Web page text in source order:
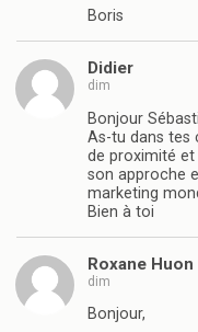
Boris
Didier
dim
Bonjour
As-tu dans tes
de proximité et
son approche
marketing
Bien à toi
Roxane Huon
dim
Bonjour,